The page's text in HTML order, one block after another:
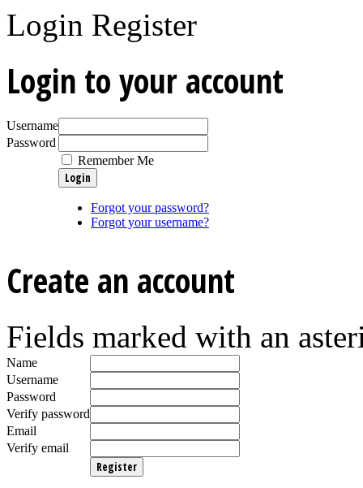
Login Register
Login to your account
Username
Password
Remember Me
Forgot your password?
Forgot your username?
Create an account
Fields marked with an
Name
Username
Password
Verify password
Email
Verify email
Register